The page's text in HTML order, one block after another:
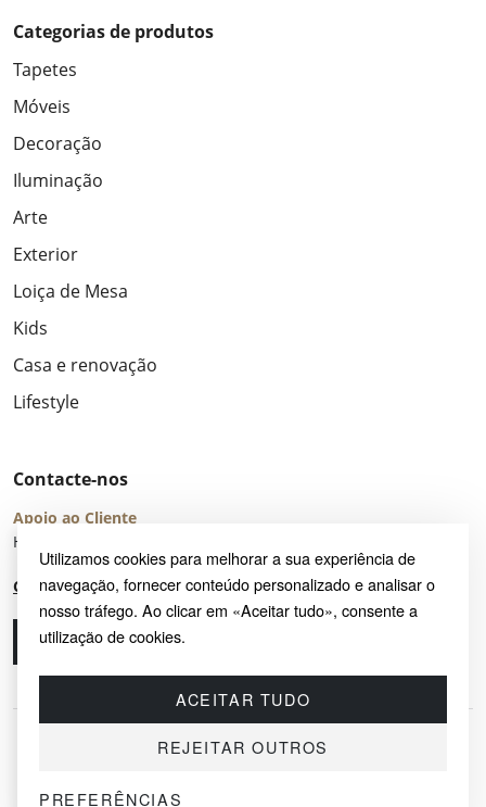
Utilizamos cookies para melhorar a sua experiência de
navegação, fornecer conteúdo personalizado e analisar o
nosso tráfego. Ao clicar em «Aceitar tudo», consente a
utilização de cookies.
ACEITAR TUDO
REJEITAR OUTROS
PREFERÊNCIAS
Categorias de produtos
Tapetes
Móveis
Decoração
Iluminação
Arte
Exterior
Loiça de Mesa
Kids
Casa e renovação
Lifestyle
Contacte-nos
Apoio ao Cliente
Horário de Atendimento: seg – sex 8:00 – 16:00 (UTC+2)
Centro de Ajuda
Ligue-nos
© 2026 SAYRUG OÜ · KESKLINNA LINNAOSA, AHTRI TN 12, 10151, TALLINN,